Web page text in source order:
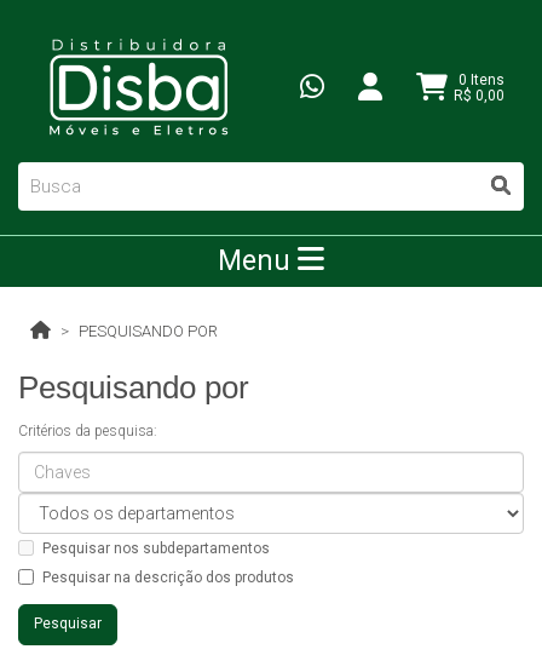
0 Itens
R$ 0,00
Menu
PESQUISANDO POR
Pesquisando por
Critérios da pesquisa:
Pesquisar nos subdepartamentos
Pesquisar na descrição dos produtos